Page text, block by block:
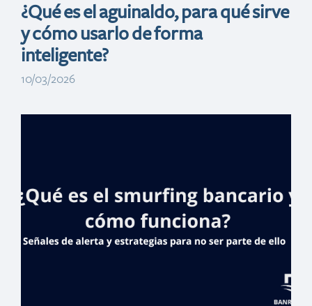
¿Qué es el aguinaldo, para qué sirve
y cómo usarlo de forma
inteligente?
10/03/2026
remoza cancha
de El Manguito